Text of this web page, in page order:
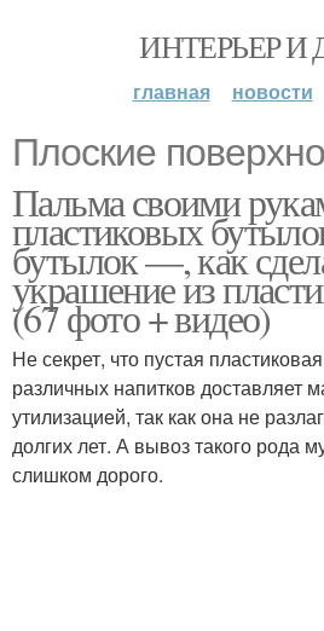
ИНТЕРЬЕР И
главная новости
Плоские
Пальма своими
пластиковых
бутылок —, как
украшение из
(67 фото + видео)
Не секрет, что пустая
различных напитков доставляет
утилизацией, так как она не
долгих лет. А вывоз такого рода
слишком дорого.